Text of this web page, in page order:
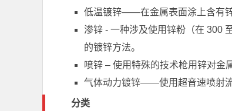
低温镀锌——在金属表面涂上含有锌
渗锌 - 一种涉及使用锌粉（在 300
的镀锌方法。
喷锌 – 使用特殊的技术枪用锌对金
气体动力镀锌——使用超音速喷射流
分类